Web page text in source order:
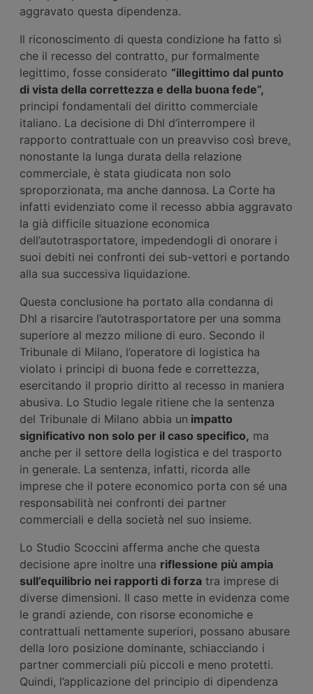
aggravato questa dipendenza.
Il riconoscimento di questa condizione ha fatto sì
che il recesso del contratto, pur formalmente
legittimo, fosse considerato “illegittimo dal punto
di vista della correttezza e della buona fede”,
principi fondamentali del diritto commerciale
italiano. La decisione di Dhl d’interrompere il
rapporto contrattuale con un preavviso così breve,
nonostante la lunga durata della relazione
commerciale, è stata giudicata non solo
sproporzionata, ma anche dannosa. La Corte ha
infatti evidenziato come il recesso abbia aggravato
la già difficile situazione economica
dell’autotrasportatore, impedendogli di onorare i
suoi debiti nei confronti dei sub-vettori e portando
alla sua successiva liquidazione.
Questa conclusione ha portato alla condanna di
Dhl a risarcire l’autotrasportatore per una somma
superiore al mezzo milione di euro. Secondo il
Tribunale di Milano, l’operatore di logistica ha
violato i principi di buona fede e correttezza,
esercitando il proprio diritto al recesso in maniera
abusiva. Lo Studio legale ritiene che la sentenza
del Tribunale di Milano abbia un impatto
significativo non solo per il caso specifico, ma
anche per il settore della logistica e del trasporto
in generale. La sentenza, infatti, ricorda alle
imprese che il potere economico porta con sé una
responsabilità nei confronti dei partner
commerciali e della società nel suo insieme.
Lo Studio Scoccini afferma anche che questa
decisione apre inoltre una riflessione più ampia
sull’equilibrio nei rapporti di forza tra imprese di
diverse dimensioni. Il caso mette in evidenza come
le grandi aziende, con risorse economiche e
contrattuali nettamente superiori, possano abusare
della loro posizione dominante, schiacciando i
partner commerciali più piccoli e meno protetti.
Quindi, l’applicazione del principio di dipendenza